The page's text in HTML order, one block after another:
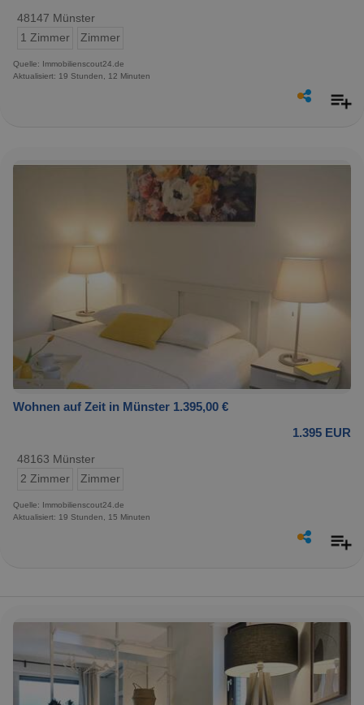
48147 Münster
1 Zimmer
Zimmer
Quelle: Immobilienscout24.de
Aktualisiert: 19 Stunden, 12 Minuten
Wohnen auf Zeit in Münster 1.395,00 €
1.395 EUR
48163 Münster
2 Zimmer
Zimmer
Quelle: Immobilienscout24.de
Aktualisiert: 19 Stunden, 15 Minuten